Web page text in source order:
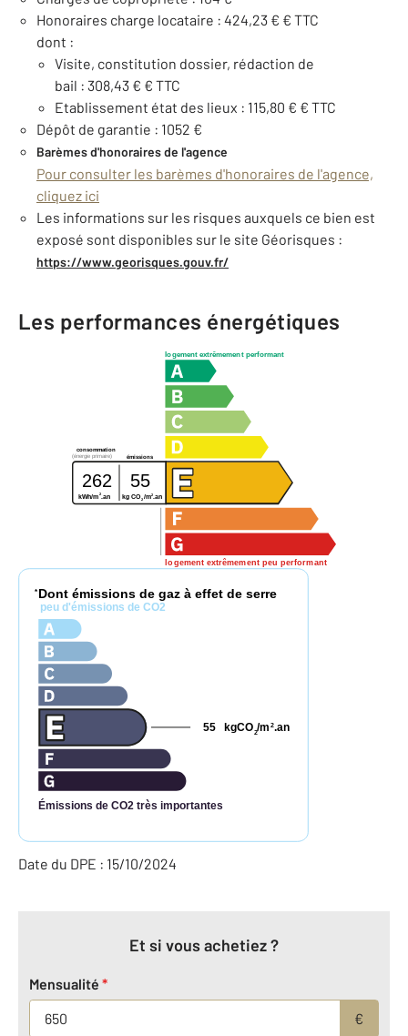
Honoraires charge locataire : 424,23 € € TTC
dont :
Visite, constitution dossier, rédaction de
bail : 308,43 € € TTC
Etablissement état des lieux : 115,80 € € TTC
Dépôt de garantie : 1052 €
Barèmes d'honoraires de l'agence
Pour consulter les barèmes d'honoraires de l'agence,
cliquez ici
Les informations sur les risques auxquels ce bien est
exposé sont disponibles sur le site Géorisques :
https://www.georisques.gouv.fr/
Les performances énergétiques
logement extrêmement performant
logement extrêmement peu performant
consommation
émissions
(énergie primaire)
262 55
kWh/m2.an kg CO2/m2 .an
* Dont émissions de gaz à effet de serre
peu d'émissions de CO2
Émissions de CO2 très importantes
kgCO2/m 2.an
55
Date du DPE : 15/10/2024
Et si vous achetiez ?
Mensualité *
€